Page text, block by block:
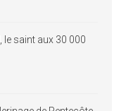
le saint aux 30 000